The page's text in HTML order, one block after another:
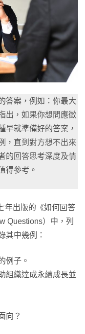
答案，例如：你最大
出，如果你想問應徵
早就準備好的答案，
，直到對方想不出來
的回答思考深度及情
得參考。
年出版的《如何回答
Questions）中，列
其中幾例：
例子。
組織達成永續成長並
向？